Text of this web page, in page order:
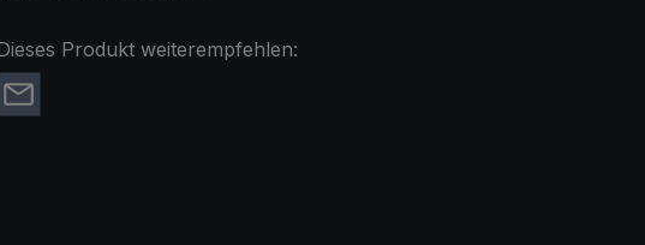
Produkt weiterempfehlen: